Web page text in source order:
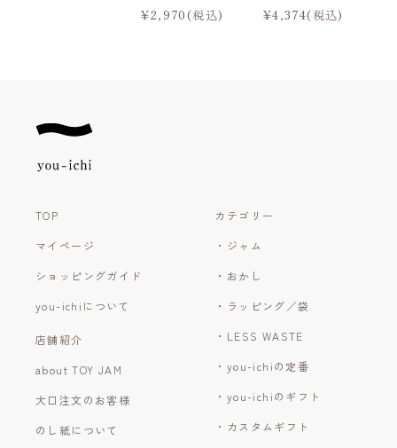
¥2,970(税込) ¥4,374(税込)
TOP
マイページ
ショッピングガイド
you-ichiについて
カテゴリー
・ジャム
・おかし
・ラッピング／袋
・LESS WASTE
・you-ichiの定番
・you-ichiのギフト
・カスタムギフト
店舗紹介
about TOY JAM
大口注文のお客様
のし紙について